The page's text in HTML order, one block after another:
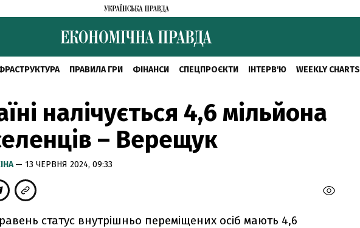
ПРАВИЛА ГРИ ФІНАНСИ СПЕЦПРОЄКТИ ІНТЕРВ'Ю WEEKLY CHARTS
налічується 4,6 мільйона
– Верещук
— 13 ЧЕРВНЯ 2024, 09:33
статус внутрішньо переміщених осіб мають 4,6